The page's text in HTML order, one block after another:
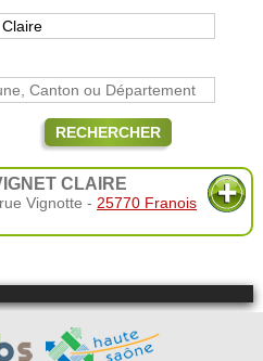
RECHERCHER
CLAIRE
Vignotte - 25770 Franois